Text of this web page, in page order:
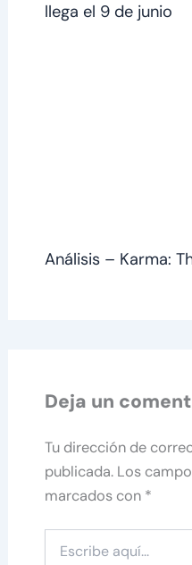
llega el 9 de junio
Análisis – Karma:
Deja un
Tu dirección de
publicada. Los
marcados con *
aquí...